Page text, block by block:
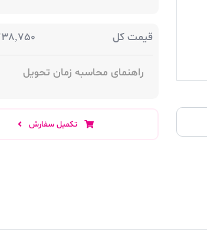
قیمت کل
راهنمای محاسبه زمان تحویل
تکمیل سفارش